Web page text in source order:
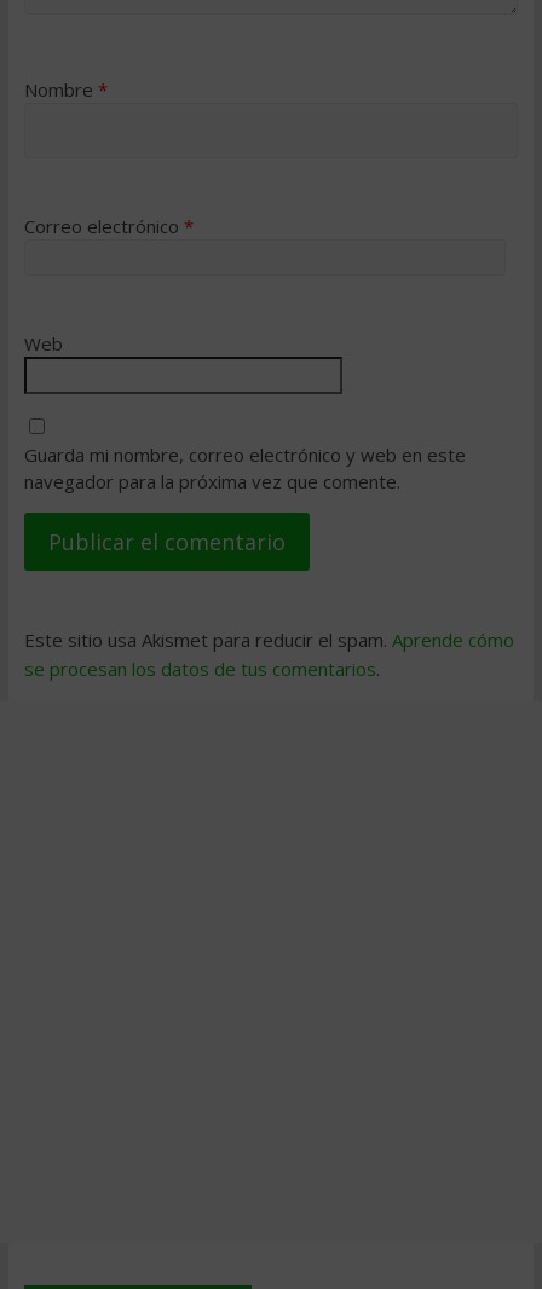
Nombre *
Correo electrónico *
Web
Guarda mi nombre, correo electrónico y web en este
navegador para la próxima vez que comente.
Este sitio usa Akismet para reducir el spam. Aprende cómo
se procesan los datos de tus comentarios.